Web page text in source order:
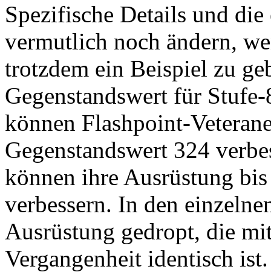
Spezifische Details und
vermutlich noch ändern,
trotzdem ein Beispiel zu
Gegenstandswert für
können Flashpoint-
Gegenstandswert 324
können ihre Ausrüstung
verbessern. In den
Ausrüstung gedropt, die
Vergangenheit identisch